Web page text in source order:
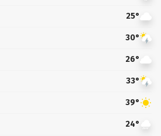
25°
30°
26°
33°
39°
24°